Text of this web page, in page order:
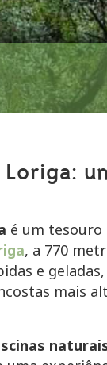
é um tesouro
, a 770
e
mais